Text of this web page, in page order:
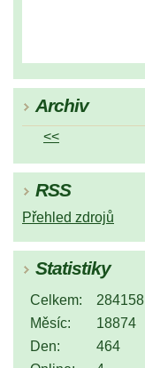
Archiv
<<
RSS
Přehled zdrojů
Statistiky
Celkem:
284158
Měsíc:
18874
Den:
464